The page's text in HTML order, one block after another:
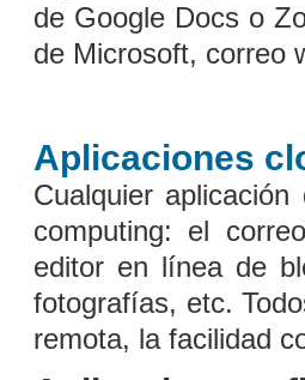
de Google Docs o
de Microsoft, correo
Aplicaciones
Cualquier
computing: el
editor en línea de
fotografías, etc.
remota, la facilidad